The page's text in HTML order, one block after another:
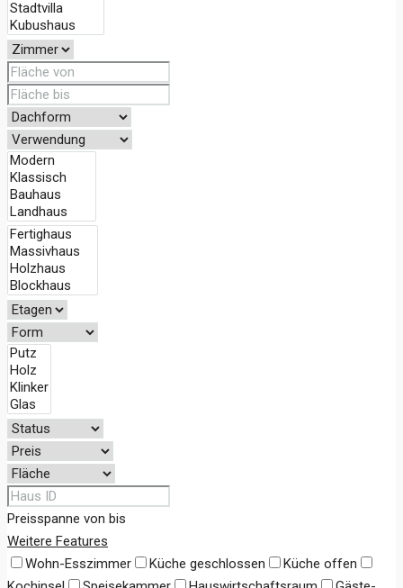
Preisspanne von bis
Weitere Features
Wohn-Esszimmer
Küche geschlossen
Küche offen